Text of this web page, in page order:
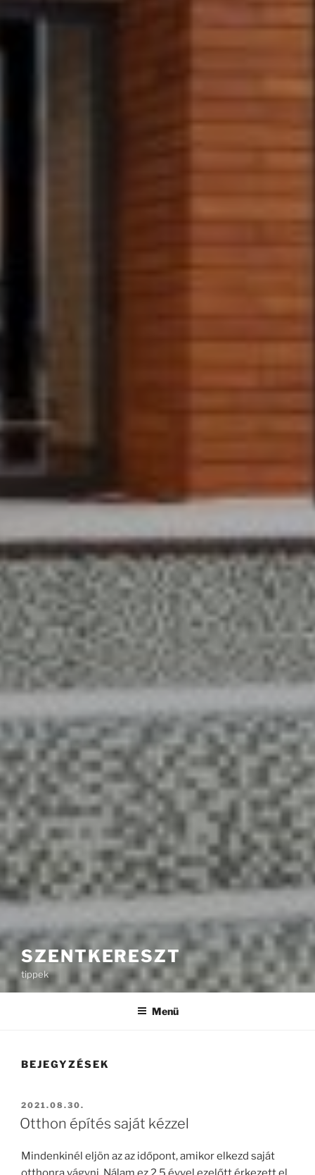
SZENTKERESZT
tippek
Menü
BEJEGYZÉSEK
BEKÜLDVE:
2021.08.30.
Otthon építés saját kézzel
Mindenkinél eljön az az időpont, amikor elkezd saját